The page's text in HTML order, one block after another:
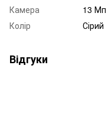
Камера
13 Мп
Колір
Сірий
Відгуки